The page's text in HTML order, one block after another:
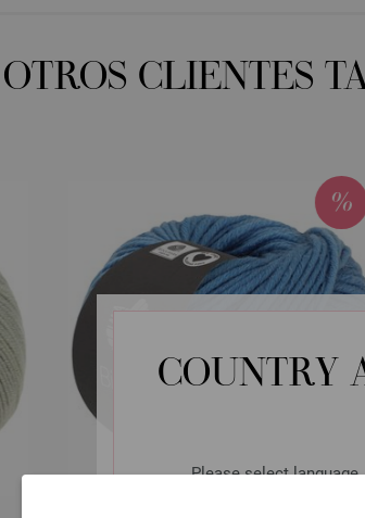
COUNTRY
Please select
OTROS CLIENTES